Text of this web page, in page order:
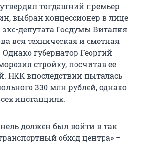
утвердил тогдашний премьер
выбран концессионер в лице
депутата Госдумы Виталия
вся техническая и сметная
губернатор Георгий
стройку, посчитав ее
НКК впоследствии пыталась
330 млн рублей, однако
инстанциях.
должен был войти в так
обход центра» –